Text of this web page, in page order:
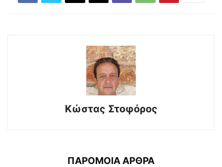
Κώστας Στοφόρος
ΠΑΡΟΜΟΙΑ ΑΡΘΡΑ